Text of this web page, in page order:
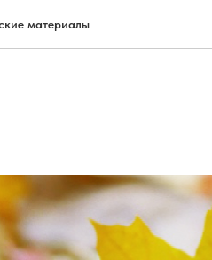
материалы